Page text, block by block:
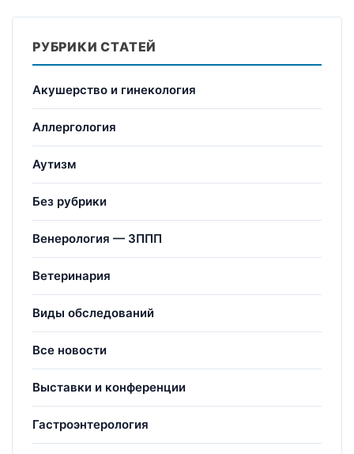
РУБРИКИ СТАТЕЙ
Акушерство и гинекология
Аллергология
Аутизм
Без рубрики
Венерология — ЗППП
Ветеринария
Виды обследований
Все новости
Выставки и конференции
Гастроэнтерология